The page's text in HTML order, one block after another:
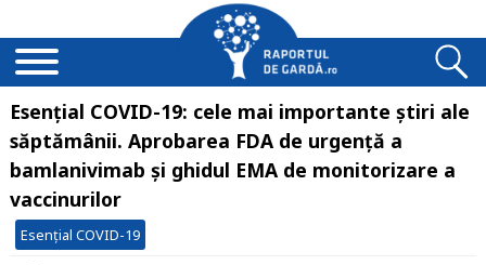
Esențial COVID-19: cele mai importante știri ale
săptămânii. Aprobarea FDA de urgență a
bamlanivimab și ghidul EMA de monitorizare a
vaccinurilor
Esențial COVID-19